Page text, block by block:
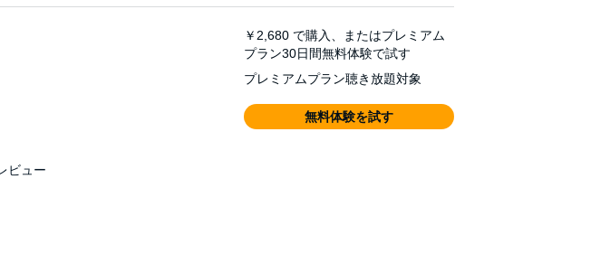
ビュー
￥2,680 で購入、またはプレミアム
プラン30日間無料体験で試す
プレミアムプラン聴き放題対象
無料体験を試す